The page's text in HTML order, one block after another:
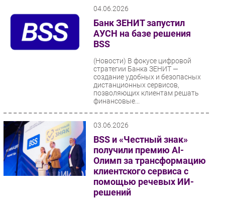
04.06.2026
Банк ЗЕНИТ запустил
АУСН на базе решения
BSS
(Новости) В фокусе цифровой
стратегии Банка ЗЕНИТ —
создание удобных и безопасных
дистанционных сервисов,
позволяющих клиентам решать
финансовые...
03.06.2026
BSS и «Честный знак»
получили премию AI-
Олимп за трансформацию
клиентского сервиса с
помощью речевых ИИ-
решений